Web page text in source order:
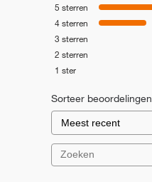
5 sterren
4sterren
3 sterren
2 sterren
1 ster
Sorteer beoordelingen